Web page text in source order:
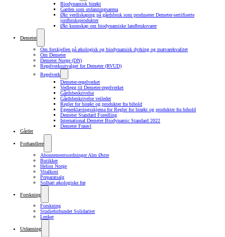
Biodynamisk birøkt
Garden som utdanningsarena
Økt verdiskaping på gårdsbruk som produserer Demeter-sertifiserte
jordbruksprodukter
Økt kunnskap om biodynamiske landbruksvarer
Demeter
Om forskjellen på økologisk og biodynamisk dyrking og matvarekvalitet
Om Demeter
Demeter Norge (DN)
Regelverksutvalget for Demeter (RVUD)
Regelverk
Demeter-regelverket
Vedlegg til Demeter-regelverket
Gårdsbeskrivelse
Gårdsbeskrivelse veileder
Regler for birøkt og produkter fra bihold
Egenerklæringsskjema for Regler for birøkt og produkter fra bihold
Demeter Standard Foredling
International Demeter Biodynamic Standard 2022
Demeter Frøavl
Gårder
Forhandlere
Abonnementsordninger Alm Østre
Butikker
Helios Norge
Vitalkost
Preparatsalg
Solhatt økologiske frø
Forskning
Forskning
Studieforbundet Solidaritet
Lenker
Utdanning